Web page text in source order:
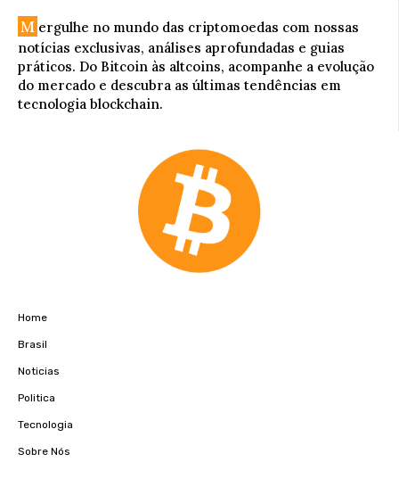
M ergulhe no mundo das criptomoedas com nossas
notícias exclusivas, análises aprofundadas e guias
práticos. Do Bitcoin às altcoins, acompanhe a evolução
do mercado e descubra as últimas tendências em
tecnologia blockchain.
Home
Brasil
Noticias
Politica
Tecnologia
Sobre Nós